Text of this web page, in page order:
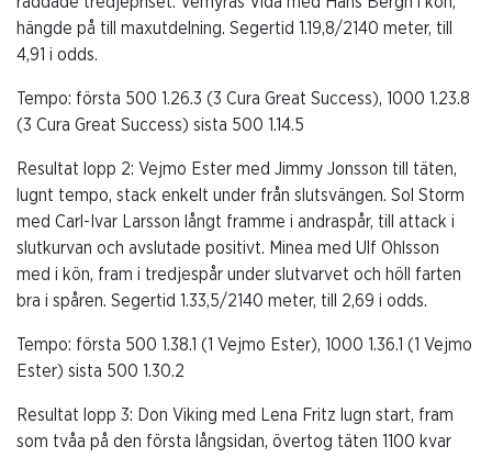
hängde på till maxutdelning. Segertid 1.19,8/2140 meter, till
4,91 i odds.
Tempo: första 500 1.26.3 (3 Cura Great Success), 1000 1.23.8
(3 Cura Great Success) sista 500 1.14.5
Resultat lopp 2: Vejmo Ester med Jimmy Jonsson till täten,
lugnt tempo, stack enkelt under från slutsvängen. Sol Storm
med Carl-Ivar Larsson långt framme i andraspår, till attack i
slutkurvan och avslutade positivt. Minea med Ulf Ohlsson
med i kön, fram i tredjespår under slutvarvet och höll farten
bra i spåren. Segertid 1.33,5/2140 meter, till 2,69 i odds.
Tempo: första 500 1.38.1 (1 Vejmo Ester), 1000 1.36.1 (1 Vejmo
Ester) sista 500 1.30.2
Resultat lopp 3: Don Viking med Lena Fritz lugn start, fram
som tvåa på den första långsidan, övertog täten 1100 kvar